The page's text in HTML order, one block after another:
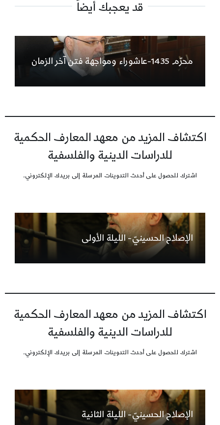
قد يعجبك أيضاً
محرّم 1435-عاشوراء ومواجهة فتن آخر الزمان
اكتشاف المزيد من معهد المعارف الحكمية
للدراسات الدينية والفلسفية
اشترك للحصول على أحدث التدوينات المرسلة إلى بريدك الإلكتروني.
الإصلاح الحسينيّ- الليلة الأولى
اكتشاف المزيد من معهد المعارف الحكمية
للدراسات الدينية والفلسفية
اشترك للحصول على أحدث التدوينات المرسلة إلى بريدك الإلكتروني.
الإصلاح الحسينيّ- الليلة الثانية